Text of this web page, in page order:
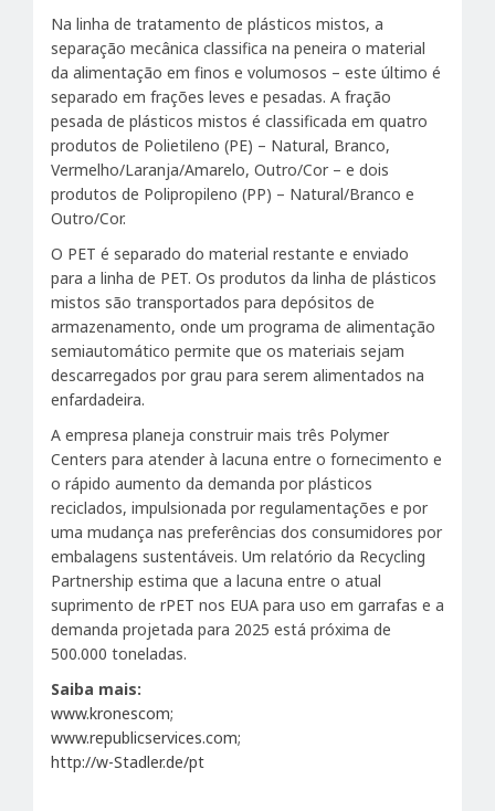
Na linha de tratamento de plásticos mistos, a
separação mecânica classifica na peneira o material
da alimentação em finos e volumosos – este último é
separado em frações leves e pesadas. A fração
pesada de plásticos mistos é classificada em quatro
produtos de Polietileno (PE) – Natural, Branco,
Vermelho/Laranja/Amarelo, Outro/Cor – e dois
produtos de Polipropileno (PP) – Natural/Branco e
Outro/Cor.
O PET é separado do material restante e enviado
para a linha de PET. Os produtos da linha de plásticos
mistos são transportados para depósitos de
armazenamento, onde um programa de alimentação
semiautomático permite que os materiais sejam
descarregados por grau para serem alimentados na
enfardadeira.
A empresa planeja construir mais três Polymer
Centers para atender à lacuna entre o fornecimento e
o rápido aumento da demanda por plásticos
reciclados, impulsionada por regulamentações e por
uma mudança nas preferências dos consumidores por
embalagens sustentáveis. Um relatório da Recycling
Partnership estima que a lacuna entre o atual
suprimento de rPET nos EUA para uso em garrafas e a
demanda projetada para 2025 está próxima de
500.000 toneladas.
Saiba mais:
www.kronescom;
www.republicservices.com;
http://w-Stadler.de/pt